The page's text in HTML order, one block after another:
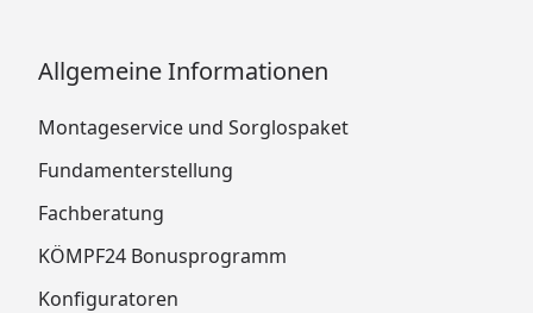
Allgemeine Informationen
Montageservice und Sorglospaket
Fundamenterstellung
Fachberatung
KÖMPF24 Bonusprogramm
Konfiguratoren